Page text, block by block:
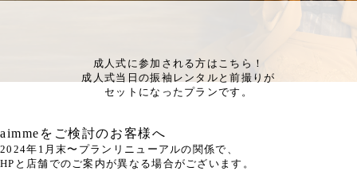
成人式に参加される方はこちら！
成人式当日の振袖レンタルと前撮りが
セットになったプランです。
aimmeをご検討のお客様へ
2024年1月末〜プランリニューアルの関係で、
HPと店舗でのご案内が異なる場合がございます。